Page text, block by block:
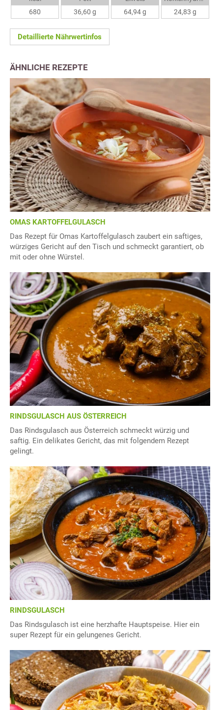
680
36,60 g
64,94 g
24,83 g
Detaillierte Nährwertinfos
ÄHNLICHE REZEPTE
OMAS KARTOFFELGULASCH
Das Rezept für Omas Kartoffelgulasch zaubert ein saftiges,
würziges Gericht auf den Tisch und schmeckt garantiert, ob
mit oder ohne Würstel.
RINDSGULASCH AUS ÖSTERREICH
Das Rindsgulasch aus Österreich schmeckt würzig und
saftig. Ein delikates Gericht, das mit folgendem Rezept
gelingt.
RINDSGULASCH
Das Rindsgulasch ist eine herzhafte Hauptspeise. Hier ein
super Rezept für ein gelungenes Gericht.